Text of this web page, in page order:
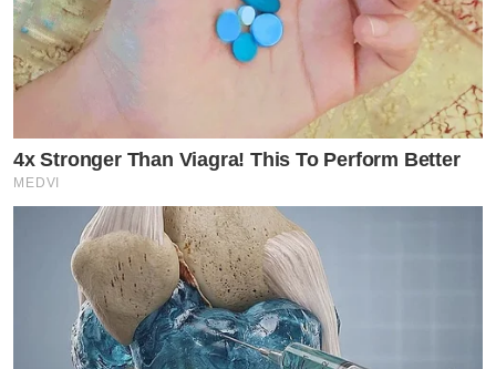
4x Stronger Than Viagra! This To Perform Better
MEDVI